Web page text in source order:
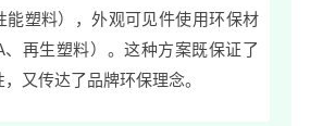
能塑料），外观可见件使用环保材
、再生塑料）。这种方案既保证了
又传达了品牌环保理念。